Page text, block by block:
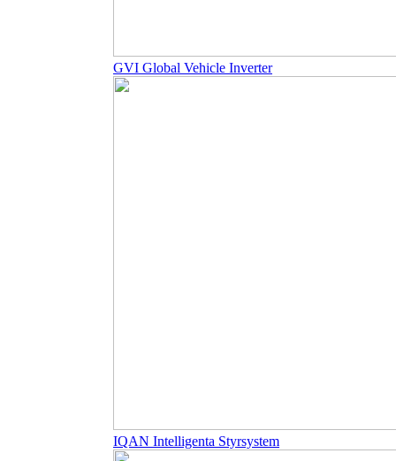
GVI Global Vehicle Inverter
IQAN Intelligenta Styrsystem